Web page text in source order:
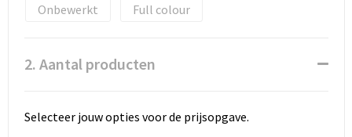
Themapakketten
Draagtassen
Promotietassen
Onbewerkt
Full colour
2. Aantal producten
Selecteer jouw opties voor de prijsopgave.